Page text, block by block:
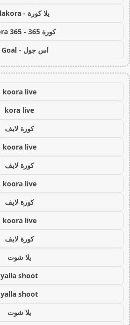
يلا كورة - yallakora
كورة 365 - kooora 365
اس جول - AS Goal
koora live
kora live
كورة لايف
koora live
كورة لايف
koora live
كورة لايف
koora live
كورة لايف
يلا شوت
yalla shoot
yalla shoot
يلا شوت